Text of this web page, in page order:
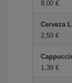
8,00
Cerveza
2,50
1,39